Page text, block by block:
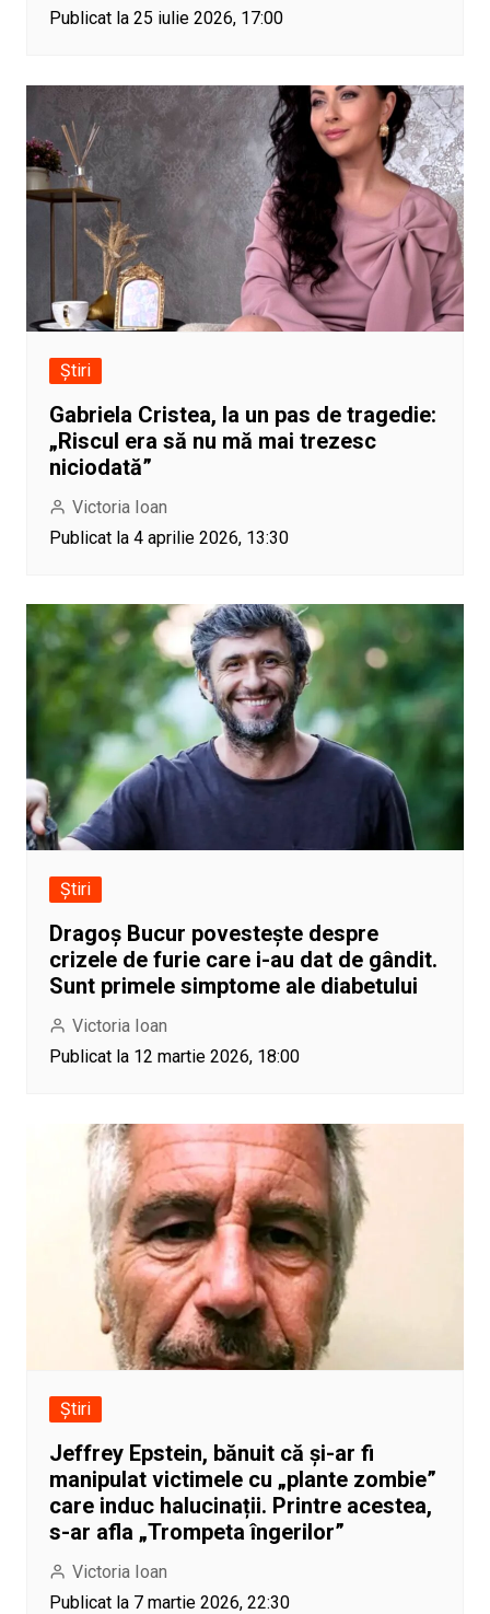
Publicat la 25 iulie 2026, 17:00
Știri
Gabriela Cristea, la un pas de tragedie:
„Riscul era să nu mă mai trezesc
niciodată”
Victoria Ioan
Publicat la 4 aprilie 2026, 13:30
Știri
Dragoș Bucur povestește despre
crizele de furie care i-au dat de gândit.
Sunt primele simptome ale diabetului
Victoria Ioan
Publicat la 12 martie 2026, 18:00
Știri
Jeffrey Epstein, bănuit că și-ar fi
manipulat victimele cu „plante zombie”
care induc halucinații. Printre acestea,
s-ar afla „Trompeta îngerilor”
Victoria Ioan
Publicat la 7 martie 2026, 22:30